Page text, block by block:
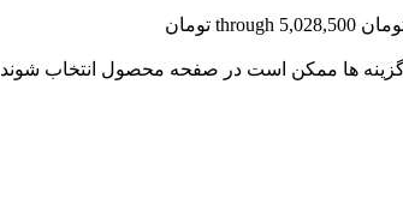
گزینه ها ممکن است در صفحه محصول انتخاب شوند